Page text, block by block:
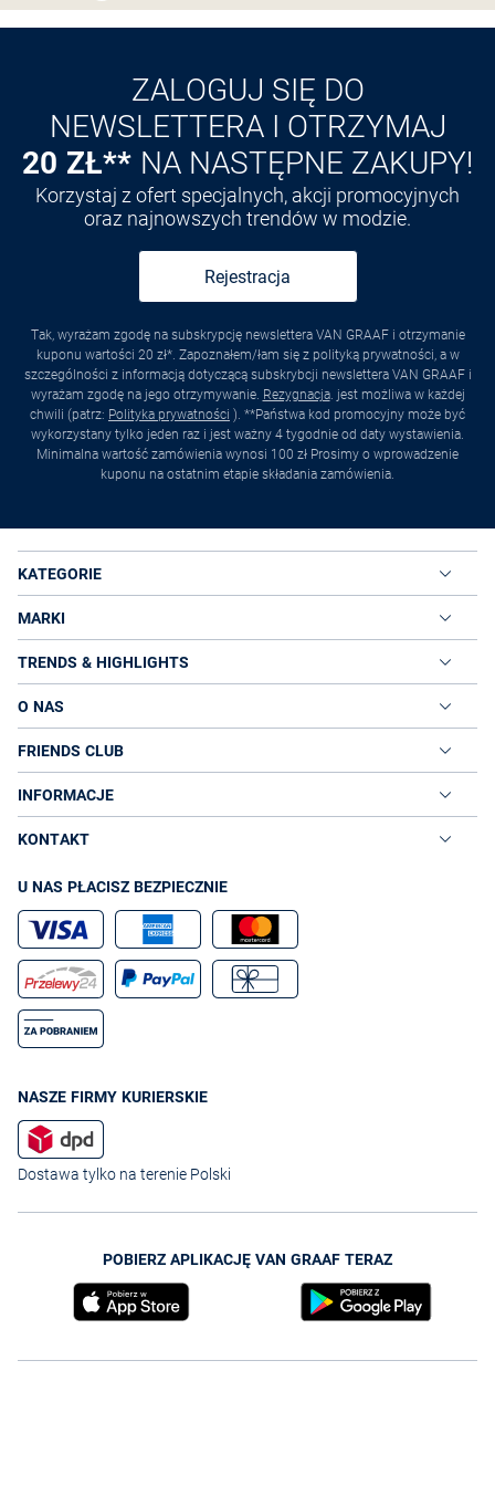
ZALOGUJ SIĘ DO
NEWSLETTERA I OTRZYMAJ
20 ZŁ** NA NASTĘPNE ZAKUPY!
Korzystaj z ofert specjalnych, akcji promocyjnych
oraz najnowszych trendów w modzie.
Rejestracja
Tak, wyrażam zgodę na subskrypcję newslettera VAN GRAAF i otrzymanie
kuponu wartości 20 zł*. Zapoznałem/łam się z polityką prywatności, a w
szczególności z informacją dotyczącą subskrybcji newslettera VAN GRAAF i
wyrażam zgodę na jego otrzymywanie. Rezygnacja. jest możliwa w każdej
chwili (patrz: Polityka prywatności ). **Państwa kod promocyjny może być
wykorzystany tylko jeden raz i jest ważny 4 tygodnie od daty wystawienia.
Minimalna wartość zamówienia wynosi 100 zł Prosimy o wprowadzenie
kuponu na ostatnim etapie składania zamówienia.
KATEGORIE
MARKI
TRENDS & HIGHLIGHTS
O NAS
FRIENDS CLUB
INFORMACJE
KONTAKT
U NAS PŁACISZ BEZPIECZNIE
NASZE FIRMY KURIERSKIE
Dostawa tylko na terenie Polski
POBIERZ APLIKACJĘ VAN GRAAF TERAZ